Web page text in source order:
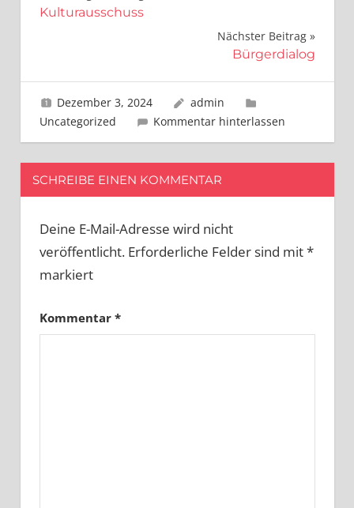
Kulturausschuss
Nächster Beitrag
Bürgerdialog
Dezember 3, 2024
admin
Uncategorized
Kommentar hinterlassen
SCHREIBE EINEN KOMMENTAR
Deine E-Mail-Adresse wird nicht
veröffentlicht. Erforderliche Felder sind mit*
markiert
Kommentar *